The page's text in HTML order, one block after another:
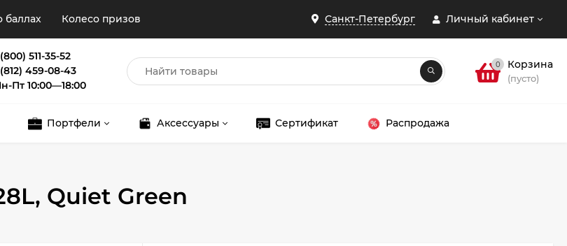
Санкт-Петербург Личный кабинет
баллах Колесо призов
511-35-52
459-08-43
Пт 10:00—18:00
0 Корзина
(пусто)
Портфели Аксессуары Сертификат Распродажа
Quiet Green